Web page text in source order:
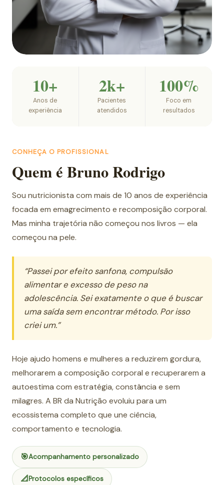
10+
Anos de
experiência
2k+
Pacientes
atendidos
100%
Foco em
resultados
CONHEÇA O PROFISSIONAL
Quem é Bruno Rodrigo
Sou nutricionista com mais de 10 anos de experiência
focada em emagrecimento e recomposição corporal.
Mas minha trajetória não começou nos livros — ela
começou na pele.
“Passei por efeito sanfona, compulsão
alimentar e excesso de peso na
adolescência. Sei exatamente o que é buscar
uma saída sem encontrar método. Por isso
criei um.”
Hoje ajudo homens e mulheres a reduzirem gordura,
melhorarem a composição corporal e recuperarem a
autoestima com estratégia, constância e sem
milagres. A BR da Nutrição evoluiu para um
ecossistema completo que une ciência,
comportamento e tecnologia.
🎯Acompanhamento personalizado
📐Protocolos específicos